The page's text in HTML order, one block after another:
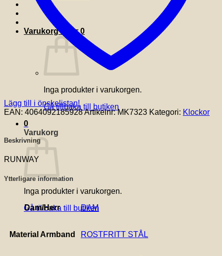
Varukorg / kr 0
Inga produkter i varukorgen.
Gå tillbaka till butiken
0
Varukorg
Inga produkter i varukorgen.
Gå tillbaka till butiken
Lägg till i önskelistan!
EAN: 4064092185928Artikelnr:MK7323 Kategori: Klockor
Beskrivning
RUNWAY
Ytterligare information
Dam/Herr DAM
Material Armband ROSTFRITT STÅL